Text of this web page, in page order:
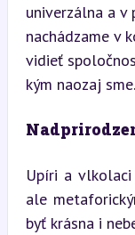
univerzálna a
nachádzame v
vidieť
kým naozaj sme.
Upíri a vlkolaci
ale
byť krásna i